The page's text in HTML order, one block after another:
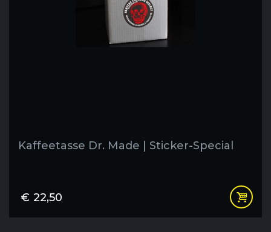
Kaffeetasse Dr. Made | Sticker-Special
€ 22,50